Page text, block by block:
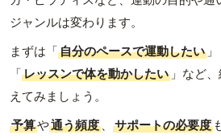
ジャンルは変わります。
まずは「自分のペースで運動したい
「レッスンで体を動かしたい 」など
えてみましょう。
予算や通う頻度 、 サポートの必要度